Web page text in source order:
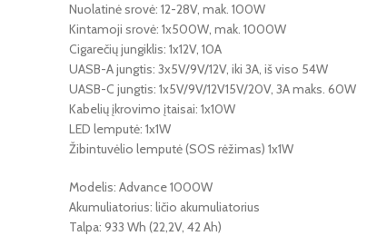
Nuolatinė srovė: 12-28V, mak. 100W
Kintamoji srovė: 1x500W, mak. 1000W
Cigarečių jungiklis: 1x12V, 10A
UASB-A jungtis: 3x5V/9V/12V, iki 3A, iš viso 54W
UASB-C jungtis: 1x5V/9V/12V15V/20V, 3A maks. 60W
Kabelių įkrovimo įtaisai: 1x10W
LED lemputė: 1x1W
Žibintuvėlio lemputė (SOS rėžimas) 1x1W
Modelis: Advance 1000W
Akumuliatorius: ličio akumuliatorius
Talpa: 933 Wh (22,2V, 42 Ah)